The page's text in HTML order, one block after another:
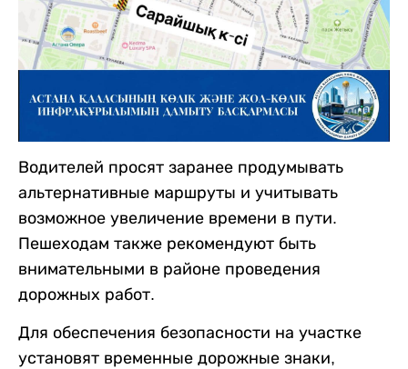
Водителей просят заранее продумывать
альтернативные маршруты и учитывать
возможное увеличение времени в пути.
Пешеходам также рекомендуют быть
внимательными в районе проведения
дорожных работ.
Для обеспечения безопасности на участке
установят временные дорожные знаки,